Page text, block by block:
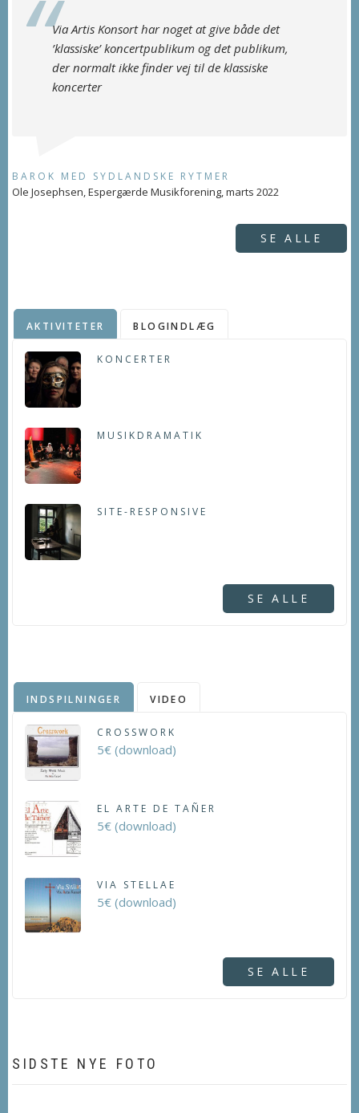
Via Artis Konsort har noget at give både det
’klassiske’ koncertpublikum og det publikum,
der normalt ikke finder vej til de klassiske
koncerter
BAROK MED SYDLANDSKE RYTMER
Ole Josephsen, Espergærde Musikforening, marts 2022
SE ALLE
AKTIVITETER BLOGINDLÆG
KONCERTER
MUSIKDRAMATIK
SITE-RESPONSIVE
SE ALLE
INDSPILNINGER VIDEO
CROSSWORK
5€ (download)
EL ARTE DE TAÑER
5€ (download)
VIA STELLAE
5€ (download)
SE ALLE
SIDSTE NYE FOTO